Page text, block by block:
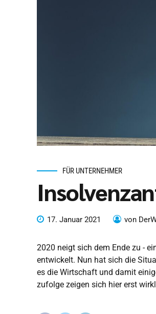
FÜR UNTERNEHMER
17. Januar 2021 von
2020 neigt sich dem Ende zu -
entwickelt. Nun hat sich die
es die Wirtschaft und damit
zufolge zeigen sich hier erst